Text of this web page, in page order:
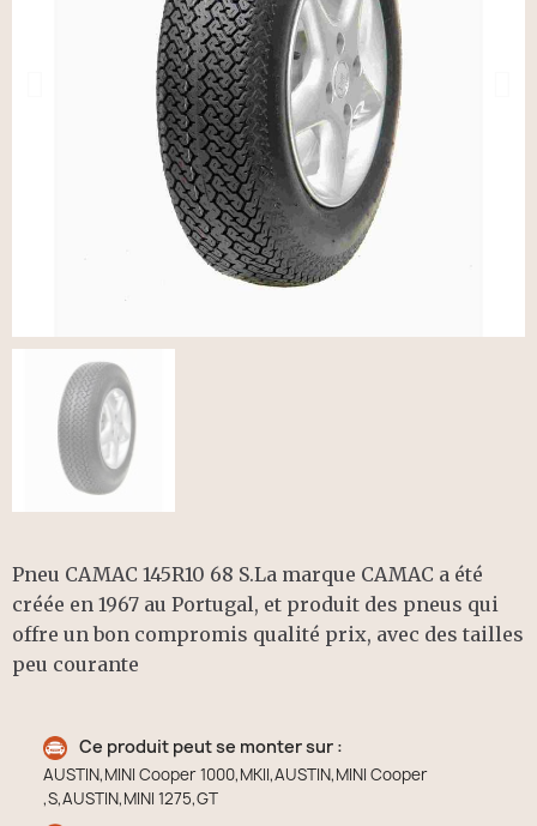
Pneu CAMAC 145R10 68 S.La marque CAMAC a été
créée en 1967 au Portugal, et produit des pneus qui
offre un bon compromis qualité prix, avec des tailles
peu courante
Ce produit peut se monter sur :
AUSTIN,MINI Cooper 1000,MKII,AUSTIN,MINI Cooper
,S,AUSTIN,MINI 1275,GT